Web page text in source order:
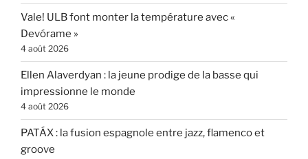
Vale! ULB font monter la température avec «
Devórame »
4 août 2026
Ellen Alaverdyan : la jeune prodige de la basse qui
impressionne le monde
4 août 2026
PATÁX : la fusion espagnole entre jazz, flamenco et
groove